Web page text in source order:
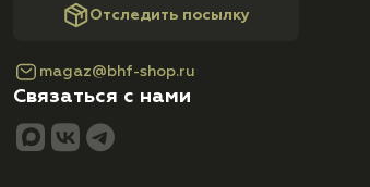
Отследить посылку
magaz@bhf-shop.ru
Связаться с нами